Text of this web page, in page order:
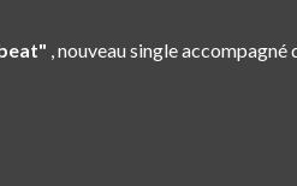
, nouveau single accompagné